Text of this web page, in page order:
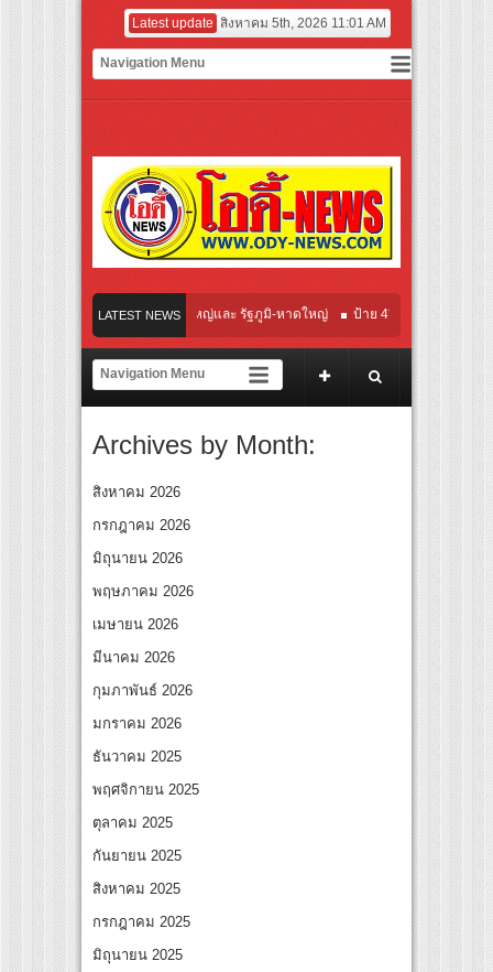
Latest update สิงหาคม 5th, 2026 11:01 AM
LATEST NEWS
พื้นที่ สงขลา-หาดใหญ่และ รัฐภูมิ-หาดใหญ่ ป้าย 4*8ม. หาดใหญ่ นาหม่อม-หาด
Archives by Month:
สิงหาคม 2026
กรกฎาคม 2026
มิถุนายน 2026
พฤษภาคม 2026
เมษายน 2026
มีนาคม 2026
กุมภาพันธ์ 2026
มกราคม 2026
ธันวาคม 2025
พฤศจิกายน 2025
ตุลาคม 2025
กันยายน 2025
สิงหาคม 2025
กรกฎาคม 2025
มิถุนายน 2025